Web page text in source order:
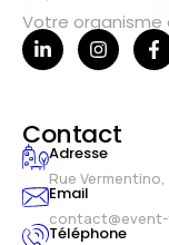
Votre
Contact
Adresse
Rue
Email
Téléphone